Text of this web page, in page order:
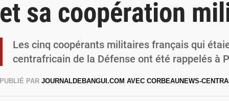
4 août 2026 Burkina Faso : l’ALP ratifie le
et sa coopération
Les cinq coopérants militaires français qui
centrafricain de la Défense ont été rappelés à
PUBLIÉ PAR JOURNALDEBANGUI.COM AVEC CORBEAUNEWS-